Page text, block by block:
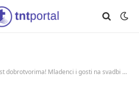
Mladenci i gosti na svadbi skupili novac za područja u BiH pogođena poplavama.